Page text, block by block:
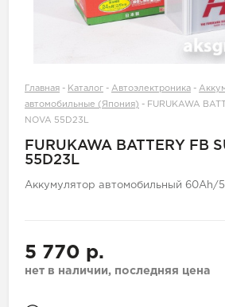
Главная - Каталог - Автоэлектроника -
автомобильные (Япония) - FURUKAWA
NOVA 55D23L
FURUKAWA BATTERY FB
55D23L
Аккумулятор автомобильный 60Ah/
5 770 р.
нет в наличии, последняя цена